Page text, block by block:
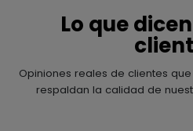
Lo que
Opiniones reales de clientes
respaldan la calidad de